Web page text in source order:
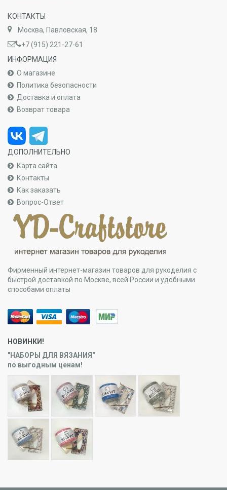
КОНТАКТЫ
Москва, Павловская, 18
+7 (915) 221-27-61
ИНФОРМАЦИЯ
О магазине
Политика безопасности
Доставка и оплата
Возврат товара
ДОПОЛНИТЕЛЬНО
Карта сайта
Контакты
Как заказать
Вопрос-Ответ
Фирменный интернет-магазин товаров для рукоделия с
быстрой доставкой по Москве, всей России и удобными
способами оплаты
НОВИНКИ!
"НАБОРЫ ДЛЯ ВЯЗАНИЯ"
по выгодным ценам!